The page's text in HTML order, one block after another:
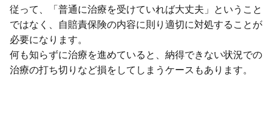
従って、「普通に治療を受けていれば⼤丈夫」ということ
ではなく、⾃賠責保険の内容に則り適切に対処することが
必要になります。
何も知らずに治療を進めていると、納得できない状況での
治療の打ち切りなど損をしてしまうケースもあります。